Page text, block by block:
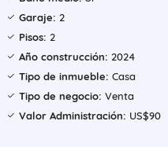
Garaje: 2
Pisos: 2
Año construcción: 2024
Tipo de inmueble: Casa
Tipo de negocio: Venta
Valor Administración: US$90